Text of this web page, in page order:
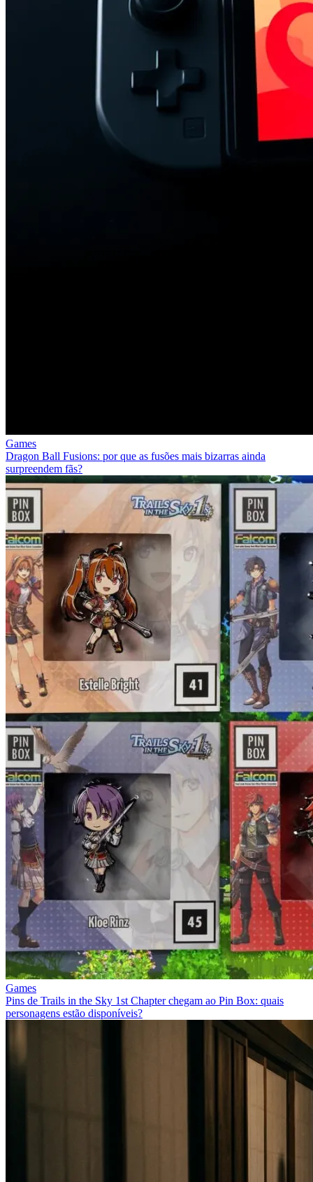
Games
Dragon Ball Fusions: por que as fusões mais bizarras ainda
surpreendem fãs?
Games
Pins de Trails in the Sky 1st Chapter chegam ao Pin Box: quais
personagens estão disponíveis?